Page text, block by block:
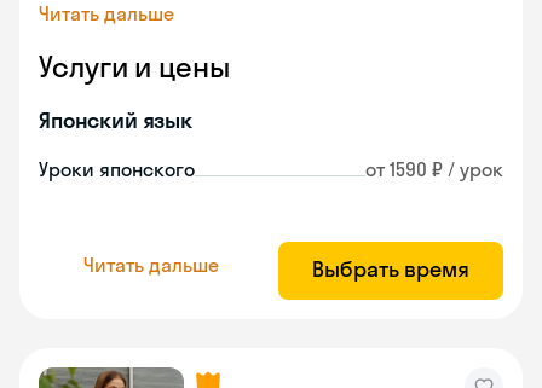
Читать дальше
Услуги и цены
Японский язык
Уроки японского от 1590 ₽ / урок
Читать дальше Выбрать время